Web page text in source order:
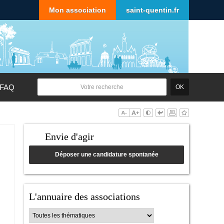
saint-quentin.fr
Mon association
FAQ
Envie d'agir
Déposer une candidature spontanée
L'annuaire des associations